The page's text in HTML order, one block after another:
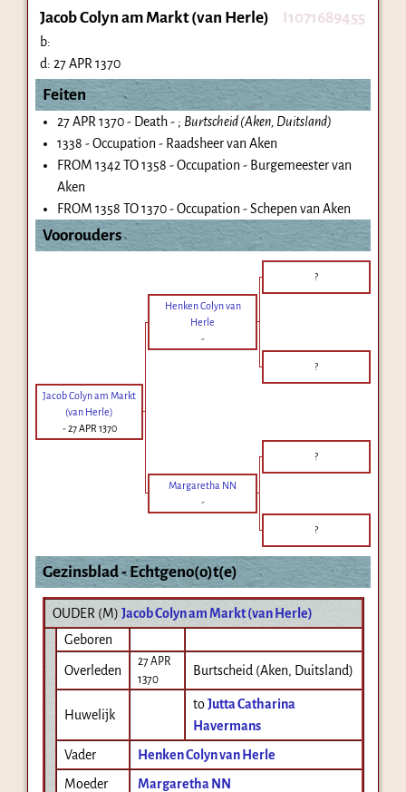
Jacob Colyn am Markt (van Herle) I1071689455
b:
d: 27 APR 1370
Feiten
27 APR 1370 - Death - ; Burtscheid (Aken, Duitsland)
1338 - Occupation - Raadsheer van Aken
FROM 1342 TO 1358 - Occupation - Burgemeester van
Aken
FROM 1358 TO 1370 - Occupation - Schepen van Aken
Voorouders
?
Henken Colyn van
Herle
-
?
Jacob Colyn am Markt
(van Herle)
-27 APR 1370
?
Margaretha NN
-
?
Gezinsblad - Echtgeno(o)t(e)
OUDER (M) Jacob Colyn am Markt (van Herle)
Geboren
Overleden
27 APR
1370
Burtscheid (Aken, Duitsland)
Huwelijk
toJutta Catharina
Havermans
Vader
Henken Colyn van Herle
Moeder
Margaretha NN